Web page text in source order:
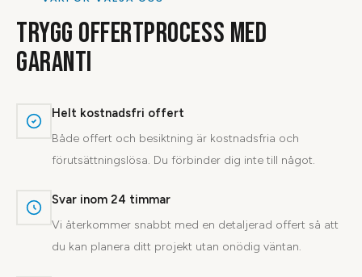
TRYGG OFFERTPROCESS MED
GARANTI
Helt kostnadsfri offert
Både offert och besiktning är kostnadsfria och
förutsättningslösa. Du förbinder dig inte till något.
Svar inom 24 timmar
Vi återkommer snabbt med en detaljerad offert så att
du kan planera ditt projekt utan onödig väntan.